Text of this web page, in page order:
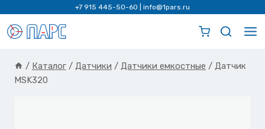
содержимому
+7 915 445-50-60 info@1pars.ru
/ Каталог / Датчики / Датчики емкостные / Датчик
MSK320